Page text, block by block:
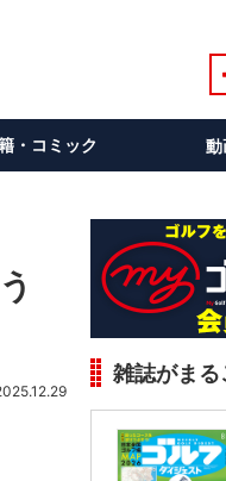
・コミック 動
雑誌がまる